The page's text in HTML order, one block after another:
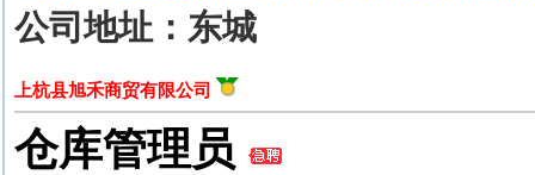
公司地址：东城
上杭县旭禾商贸有限公司
仓库管理员